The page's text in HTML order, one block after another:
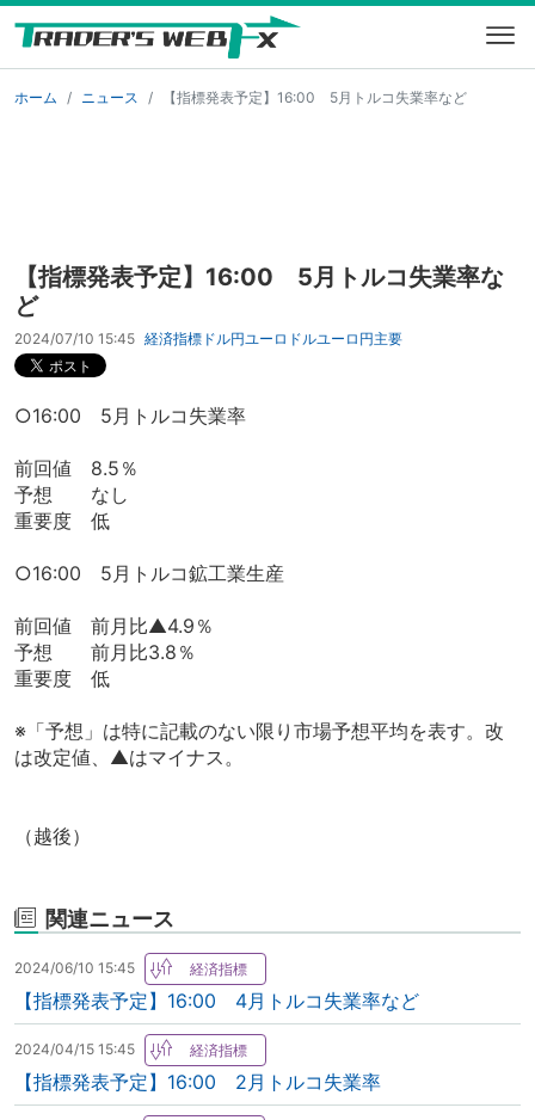
ホーム ニュース 【指標発表予定】16:00 5月トルコ失業率など
【指標発表予定】16:00 5月トルコ失業率な
ど
2024/07/10 15:45 経済指標 ドル円ユーロドルユーロ円主要
○16:00 5月トルコ失業率
前回値 8.5％
予想 なし
重要度 低
○16:00 5月トルコ鉱工業生産
前回値 前月比▲4.9％
予想 前月比3.8％
重要度 低
※「予想」は特に記載のない限り市場予想平均を表す。改
は改定値、▲はマイナス。
（越後）
関連ニュース
2024/06/10 15:45
【指標発表予定】16:00 4月トルコ失業率など
2024/04/15 15:45
【指標発表予定】16:00 2月トルコ失業率